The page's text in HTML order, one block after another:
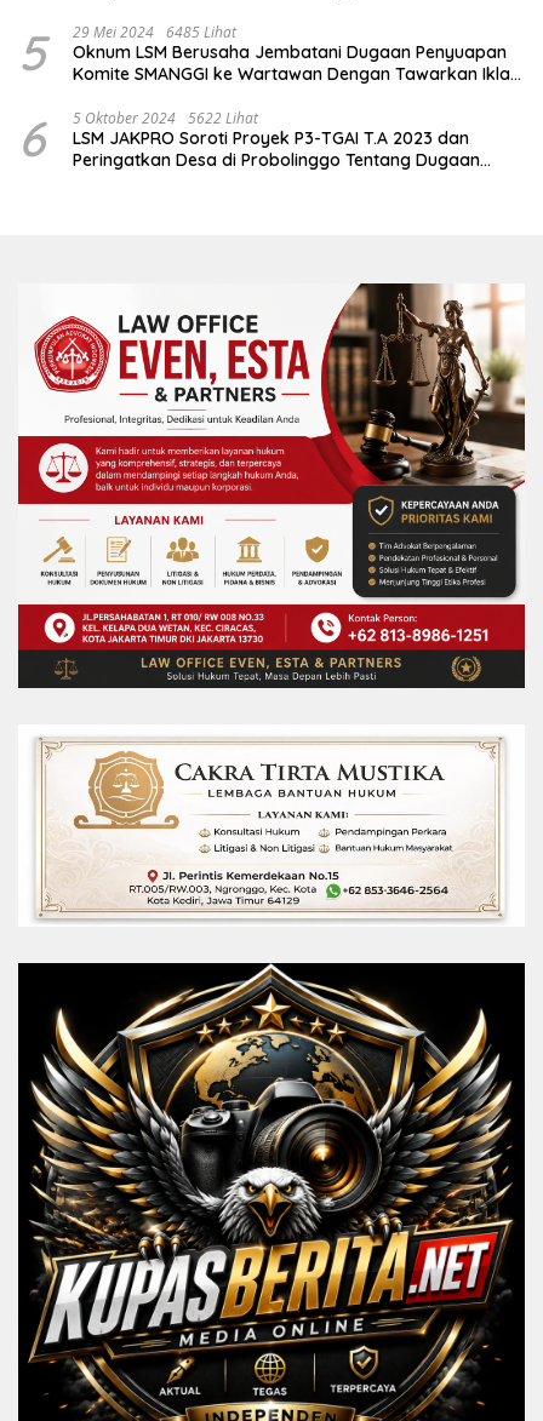
5 29 Mei 2024 6485 Lihat
Oknum LSM Berusaha Jembatani Dugaan Penyuapan
Komite SMANGGI ke Wartawan Dengan Tawarkan Iklan
6 5 Oktober 2024 5622 Lihat
LSM JAKPRO Soroti Proyek P3-TGAI T.A 2023 dan
Peringatkan Desa di Probolinggo Tentang Dugaan